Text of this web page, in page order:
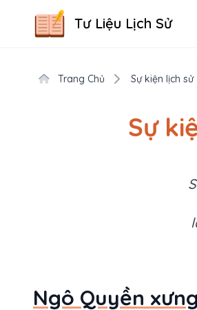
Tư Liệu Lịch Sử
Trang Chủ Sự kiện lịch sử
Sự
Ngô Quyền